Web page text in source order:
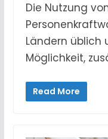
Die Nutzung
Ländern üblich
Möglichkeit,
Read More